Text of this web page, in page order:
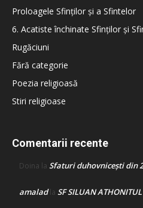
Proloagele Sfinților și a Sfintelor
6. Acatiste închinate Sfinților și
Rugăciuni
Fără categorie
Poezia religioasă
Stiri religioase
Comentarii recente
Doina la Sfaturi duhovnicești din
amaladla SF SILUAN